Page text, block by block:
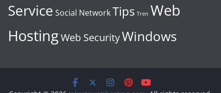
Service Social NetworkTips Tren Web
HostingWeb SecurityWindows